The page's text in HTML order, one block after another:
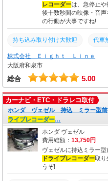
レコーダーは、急停止
後十数秒間の映像・音
の行動が大事ですね!
持ち込み取り付け大歓迎 代車
前後ドライブレコーダー取り付け
岸和田市ドライブレコーダー取り
泉州ドライブレコーダー取り付け
大阪ドライブレコーダー取り付け
株式会社 Ｅｉｇｈｔ Ｌｉｎｅ
大阪府和泉市
総合 5.00
カーナビ・ETC・ドラレコ取付
ホンダ ヴェゼル 持込 ミラー型前
ライブレコーダー…
ホンダ ヴェゼル
費用総額： 13,750円
ヴェゼルに持込ミラー型
ドライブレコーダー取り
うぞ!